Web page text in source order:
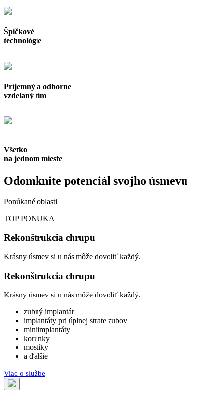
Špičkové
technológie
Príjemný a odborne
vzdelaný tím
Všetko
na jednom mieste
Odomknite potenciál svojho úsmevu
Ponúkané oblasti
TOP PONUKA
Rekonštrukcia chrupu
Krásny úsmev si u nás môže dovoliť každý.
Rekonštrukcia chrupu
Krásny úsmev si u nás môže dovoliť každý.
zubný implantát
implantáty pri úplnej strate zubov
miniimplantáty
korunky
mostíky
a ďalšie
Viac o službe